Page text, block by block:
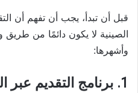
قبل أن تبدأ، يجب أن تفهم أن
الصينية لا يكون دائمًا من
وأشهرها:
1. برنامج التقديم عبر